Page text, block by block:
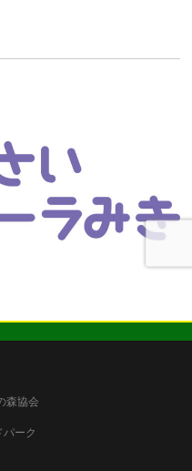
森協会
ーク